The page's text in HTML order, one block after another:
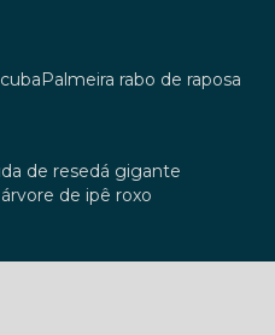
palmeira rabo de raposa
de resedá gigante
árvore de ipê roxo